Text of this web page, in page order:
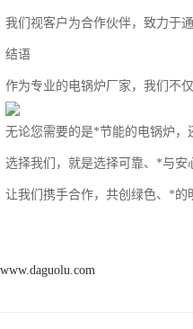
我们视客户为合作伙伴，致力于
结语
作为专业的电锅炉厂家，我们不
无论您需要的是*节能的电锅炉，
选择我们，就是选择可靠、*与安
让我们携手合作，共创绿色、*的